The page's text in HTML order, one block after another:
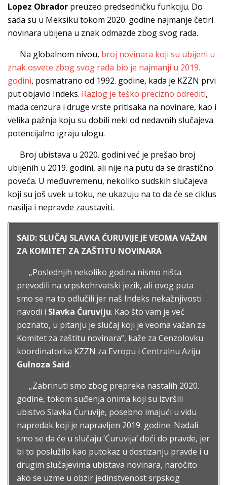
Lopez Obrador preuzeo predsedničku funkciju. Do
sada su u Meksiku tokom 2020. godine najmanje četiri
novinara ubijena u znak odmazde zbog svog rada.
Na globalnom nivou, broj novinara koji su ubijeni u
znak osvete zbog svog rada bio je najmanji u 2019.
godini, posmatrano od 1992. godine, kada je KZZN prvi
put objavio Indeks. Razlog je teško precizno odrediti,
mada cenzura i druge vrste pritisaka na novinare, kao i
velika pažnja koju su dobili neki od nedavnih slučajeva
potencijalno igraju ulogu.
Broj ubistava u 2020. godini već je prešao broj
ubijenih u 2019. godini, ali nije na putu da se drastično
poveća. U međuvremenu, nekoliko sudskih slučajeva
koji su još uvek u toku, ne ukazuju na to da će se ciklus
nasilja i nepravde zaustaviti.
SAID: SLUČAJ SLAVKA ĆURUVIJE JE VEOMA VAŽAN
ZA KOMITET ZA ZAŠTITU NOVINARA
„Poslednjih nekoliko godina nismo ništa
prevodili na srpskohrvatski jezik, ali ovog puta
smo se na to odlučili jer naš Indeks nekažnjivosti
navodi i Slavka Ćuruviju. Kao što vam je već
poznato, u pitanju je slučaj koji je veoma važan za
Komitet za zaštitu novinara“, kaže za Cenzolovku
koordinatorka KZZN za Evropu i Centralnu Aziju
Gulnoza Said.
„Zabrinuti smo zbog prepreka nastalih 2020.
godine, tokom suđenja onima koji su izvršili
ubistvo Slavka Ćuruvije, posebno imajući u vidu
napredak koji je napravljen 2019. godine. Nadali
smo se da će u slučaju ’Ćuruvija’ doći do pravde, jer
bi to poslužilo kao putokaz u dostizanju pravde i u
drugim slučajevima ubistava novinara, naročito
ako se uzme u obzir jedinstvenost srpskog